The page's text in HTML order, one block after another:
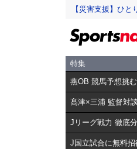
【災害支援】ひ
特集
燕OB 競馬予想挑
髙津×三浦 監督対
Jリーグ戦力 徹底
J国立試合に無料招